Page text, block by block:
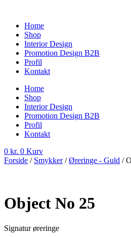
indholdHome
Shop
Interior Design
Promotion Design B2B
Profil
Kontakt
Home
Shop
Interior Design
Promotion Design B2B
Profil
Kontakt
0 kr. 0 Kurv
Forside / Smykker/Øreringe - Guld /
Object No 25
Signatur øreringe